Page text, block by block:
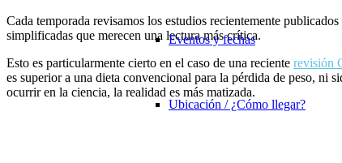
Eventos y fechas
Ubicación / ¿Cómo llegar?
Cada temporada revisamos los estudios recientemente
simplificadas que merecen una lectura más crítica.
Esto es particularmente cierto en el caso de una reciente revisión
es superior a una dieta convencional para la pérdida de peso, ni
ocurrir en la ciencia, la realidad es más matizada.